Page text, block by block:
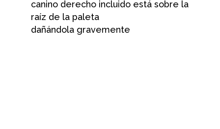
canino derecho incluido está sobre la
raíz de la paleta
dañándola gravemente